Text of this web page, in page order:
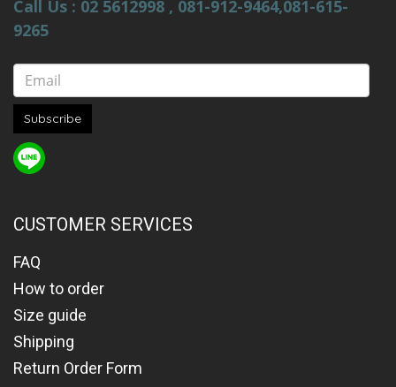
Call Us : 02 5612998 , 081-912-9464,081-615-
9265
Subscribe
CUSTOMER SERVICES
FAQ
How to order
Size guide
Shipping
Return Order Form